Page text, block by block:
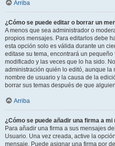
Arriba
¿Cómo se puede editar o borrar un
A menos que sea administrador o
propios mensajes. Para editarlos debe
esta opción solo es válida durante un
editase su tema, encontrará un
modificado y las veces que lo ha sido.
administración quién lo editó, aunque la
nombre de usuario y la causa de la
borrar sus temas después de que
Arriba
¿Cómo se puede añadir una firma a mi
Para añadir una firma a sus mensajes
Usuario. Una vez creada, active la
mensaje. Puede asignar una firma por